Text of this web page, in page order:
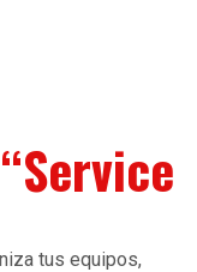
tus equipos,